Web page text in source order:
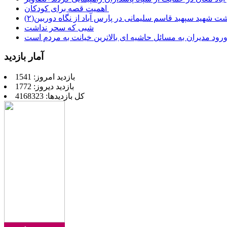
شهید سپهبد قاسم سلیمانی در پارس آباد از نگاه دوربین(۲)
شبی که سحر نداشت
ورود مدیران به مسائل حاشیه ای بالاترین خیانت به مردم است
آمار بازدید
بازدید امروز: 1541
بازدید دیروز: 1772
کل بازدیدها: 4168323